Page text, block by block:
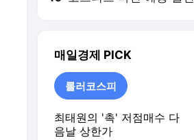
매일경제 PICK
롤러코스피
최태원의 '촉' 저점매수 다
음날 상한가